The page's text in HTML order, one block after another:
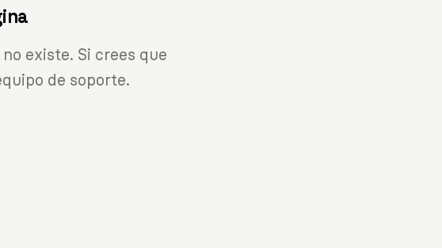
existe. Si crees que
de soporte.